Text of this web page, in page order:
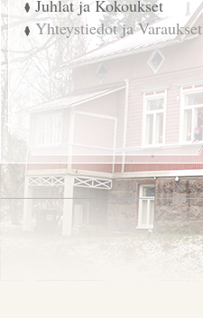
Juhlat ja Kokoukset
Yhteystiedot ja Varaukset